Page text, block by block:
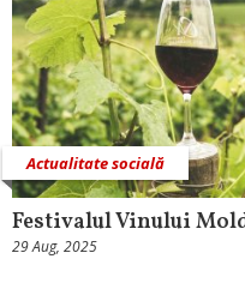
Actualitate socială
Festivalul Vinului
29 Aug, 2025